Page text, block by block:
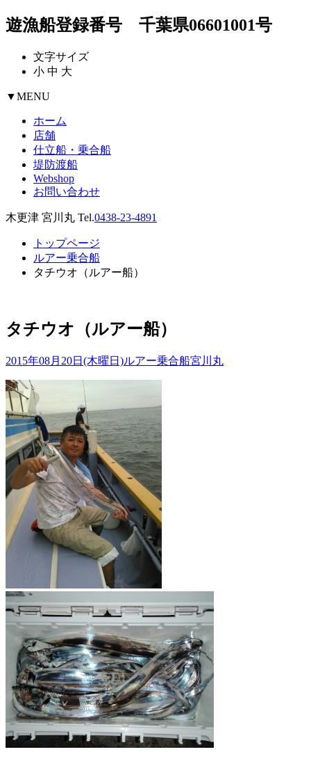
遊漁船登録番号 千葉県06601001号
文字サイズ
小 中 大
▼MENU
ホーム
店舗
仕立船・乗合船
堤防渡船
Webshop
お問い合わせ
木更津 宮川丸 Tel.0438-23-4891
トップページ
ルアー乗合船
タチウオ（ルアー船）
タチウオ（ルアー船）
2015年08月20日(木曜日)ルアー乗合船宮川丸